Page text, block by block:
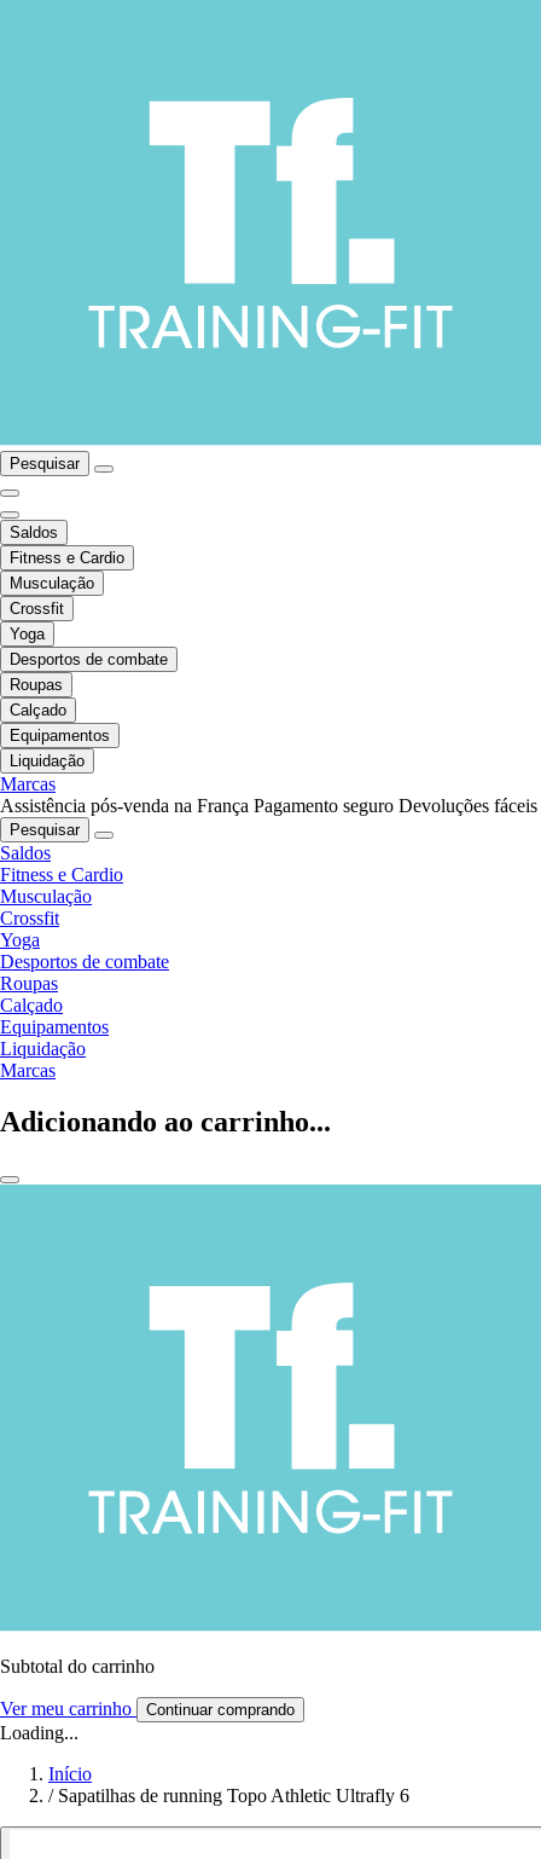
Pesquisar
Saldos
Fitness e Cardio
Musculação
Crossfit
Yoga
Desportos de combate
Roupas
Calçado
Equipamentos
Liquidação
Marcas
Assistência pós-venda na França Pagamento seguro Devoluções fáceis
Pesquisar
Saldos
Fitness e Cardio
Musculação
Crossfit
Yoga
Desportos de combate
Roupas
Calçado
Equipamentos
Liquidação
Marcas
Adicionando ao carrinho...
Subtotal do carrinho
Ver meu carrinho Continuar comprando
Loading...
Início
/ Sapatilhas de running Topo Athletic Ultrafly 6